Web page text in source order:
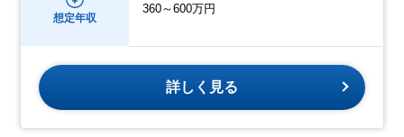
想定年収
360～600万円
詳しく見る